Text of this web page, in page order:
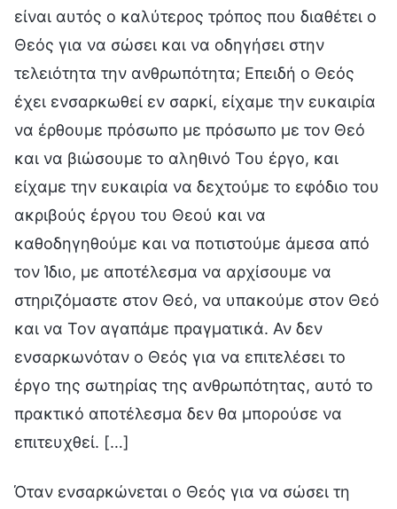
είναι αυτός ο καλύτερος τρόπος που διαθέτει ο
Θεός για να σώσει και να οδηγήσει στην
τελειότητα την ανθρωπότητα; Επειδή ο Θεός
έχει ενσαρκωθεί εν σαρκί, είχαμε την ευκαιρία
να έρθουμε πρόσωπο με πρόσωπο με τον Θεό
και να βιώσουμε το αληθινό Του έργο, και
είχαμε την ευκαιρία να δεχτούμε το εφόδιο του
ακριβούς έργου του Θεού και να
καθοδηγηθούμε και να ποτιστούμε άμεσα από
τον Ίδιο, με αποτέλεσμα να αρχίσουμε να
στηριζόμαστε στον Θεό, να υπακούμε στον Θεό
και να Τον αγαπάμε πραγματικά. Αν δεν
ενσαρκωνόταν ο Θεός για να επιτελέσει το
έργο της σωτηρίας της ανθρωπότητας, αυτό το
πρακτικό αποτέλεσμα δεν θα μπορούσε να
επιτευχθεί. […]
Όταν ενσαρκώνεται ο Θεός για να σώσει τη